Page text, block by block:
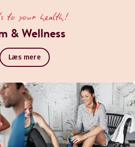
to your health!
& Wellness
Læs mere